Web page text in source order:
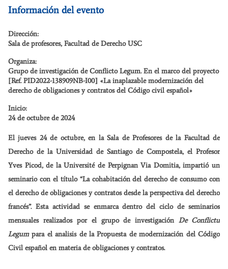
Información del evento
Dirección:
Sala de profesores, Facultad de Derecho USC
Organiza:
Grupo de investigación de Conflicto Legum. En el marco del proyecto
[Ref. PID2022-138909NB-I00] «La inaplazable modernización del
derecho de obligaciones y contratos del Código civil español»
Inicio:
24 de octubre de 2024
El jueves 24 de octubre, en la Sala de Profesores de la Facultad de
Derecho de la Universidad de Santiago de Compostela, el Profesor
Yves Picod, de laUniversité de Perpignan Via Domitia, impartió un
seminario con el título “La cohabitación del derecho de consumo con
el derecho de obligaciones y contratos desde la perspectiva del derecho
francés”. Esta actividad se enmarca dentro del ciclo de seminarios
mensuales realizados por el grupo de investigaciónDe Conflictu
Legumpara el analisis de la Propuesta de modernización del Código
Civil español en materia de obligaciones y contratos.